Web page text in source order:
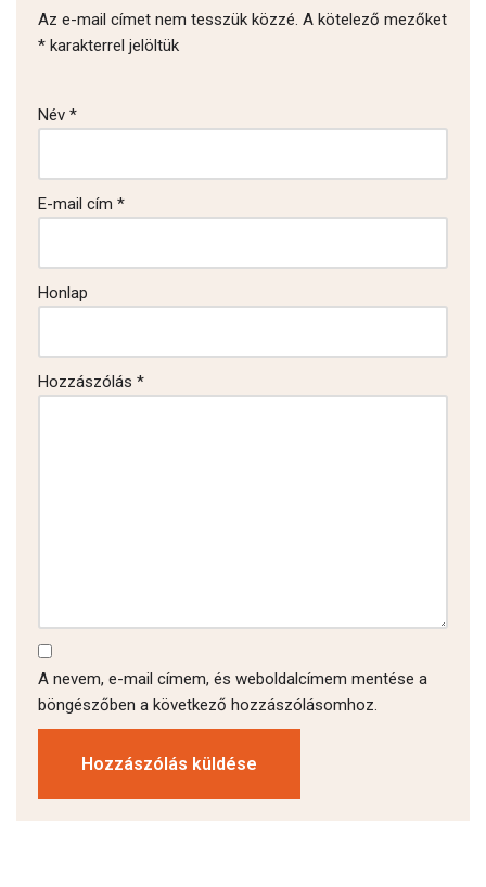
Az e-mail címet nem tesszük közzé. A kötelező mezőket
* karakterrel jelöltük
Név *
E-mail cím *
Honlap
Hozzászólás *
A nevem, e-mail címem, és weboldalcímem mentése a
böngészőben a következő hozzászólásomhoz.